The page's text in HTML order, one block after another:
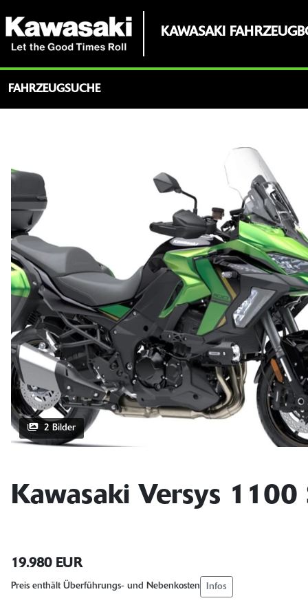
KAWASAKI
FAHRZEUGSUCHE
2 Bilder
Kawasaki Versys 1100
19.980 EUR
Preis enthält Überführungs- und Nebenkosten Infos